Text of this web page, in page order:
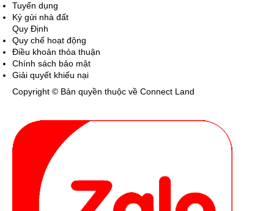
Tuyển dụng
Ký gửi nhà đất
Quy Định
Quy chế hoạt động
Điều khoản thỏa thuận
Chính sách bảo mật
Giải quyết khiếu nại
Copyright © Bản quyền thuộc về Connect Land